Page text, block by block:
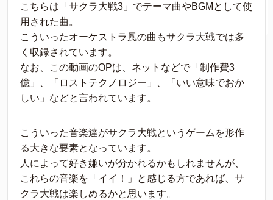
こちらは「サクラ大戦3」でテーマ曲やBGMとして使
用された曲。
こういったオーケストラ風の曲もサクラ大戦では多
く収録されています。
なお、この動画のOPは、ネットなどで「制作費3
億」、「ロストテクノロジー」、「いい意味でおか
しい」などと言われています。
こういった音楽達がサクラ大戦というゲームを形作
る大きな要素となっています。
人によって好き嫌いが分かれるかもしれませんが、
これらの音楽を「イイ！」と感じる方であれば、サ
クラ大戦は楽しめるかと思います。